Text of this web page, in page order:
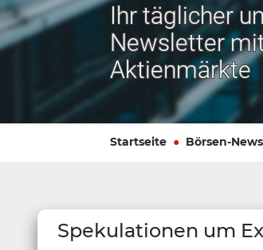
Ihr täglicher
Newsletter
Aktienmärkte
Startseite Börsen-News
Spekulationen um